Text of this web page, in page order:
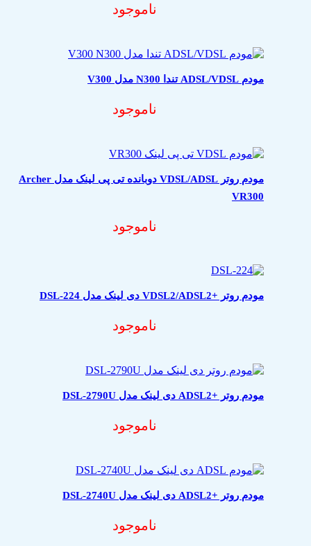
ناموجود
مودم ADSL/VDSL تندا N300 مدل V300
ناموجود
مودم روتر VDSL/ADSL دوبانده تی پی لینک مدل Archer
VR300
ناموجود
مودم روتر +VDSL2/ADSL2 دی لینک مدل DSL-224
ناموجود
مودم روتر +ADSL2 دی لینک مدل DSL-2790U
ناموجود
مودم روتر +ADSL2 دی لینک مدل DSL-2740U
ناموجود